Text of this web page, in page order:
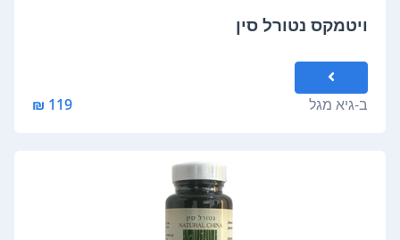
ויטמקס נטורל סין
ב-גיא מגל 119 ₪